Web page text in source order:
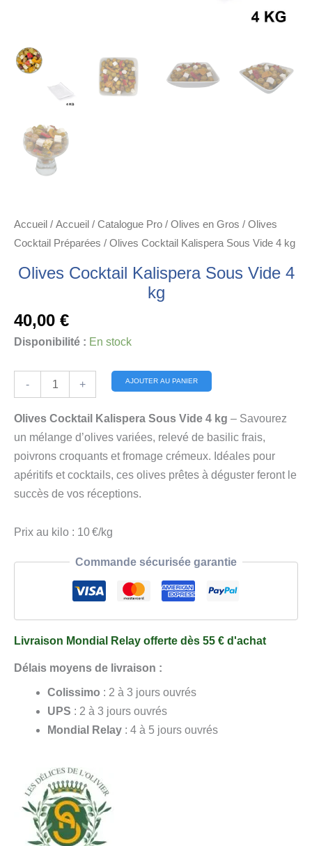
Accueil / Accueil / Catalogue Pro / Olives en Gros / Olives
Cocktail Préparées / Olives Cocktail Kalispera Sous Vide 4 kg
Olives Cocktail Kalispera Sous Vide 4
kg
40,00 €
Disponibilité : En stock
-
de
Olives
Cocktail
Kalispera
Sous
Vide
kg
+ AJOUTER AU PANIER
Olives Cocktail Kalispera Sous Vide 4 kg – Savourez
un mélange d’olives variées, relevé de basilic frais,
poivrons croquants et fromage crémeux. Idéales pour
apéritifs et cocktails, ces olives prêtes à déguster feront le
succès de vos réceptions.
Prix au kilo : 10 €/kg
Commande sécurisée garantie
Livraison Mondial Relay offerte dès 55 € d'achat
Délais moyens de livraison :
Colissimo : 2 à 3 jours ouvrés
UPS : 2 à 3 jours ouvrés
Mondial Relay : 4 à 5 jours ouvrés